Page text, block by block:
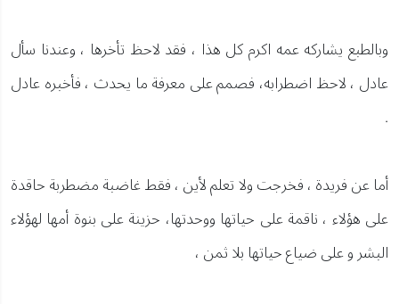
وبالطبع يشاركه عمه اكرم كل هذا ، فقد لاحظ تأخرها ، وعندنا سأل
عادل ، لاحظ اضطرابه، فصمم على معرفة ما يحدث ، فأخبره عادل
.
أما عن فريدة ، فخرجت ولا تعلم لأين ، فقط غاضبة مضطربة حاقدة
على هؤلاء ، ناقمة على حياتها ووحدتها، حزينة على بنوة أمها لهؤلاء
البشر و على ضياع حياتها بلا ثمن ،